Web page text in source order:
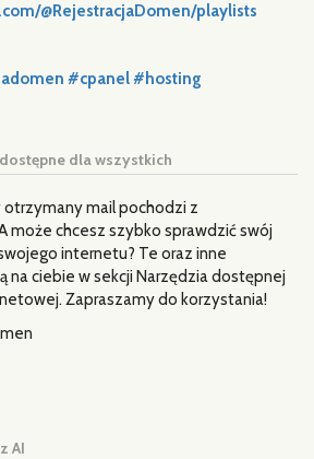
@RejestracjaDomen/playlists
#cpanel#hosting
dla wszystkich
mail pochodzi z
może chcesz szybko sprawdzić swój
internetu? Te oraz inne
na ciebie w sekcji Narzędzia dostępnej
Zapraszamy do korzystania!
AI